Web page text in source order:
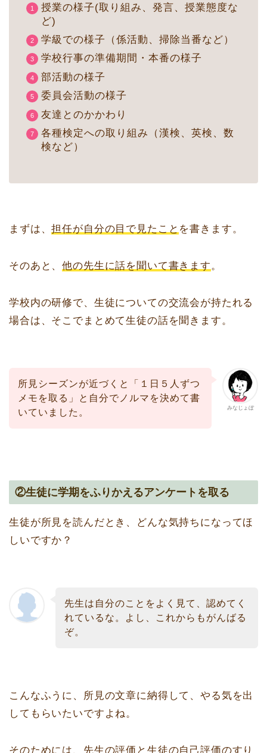
授業の様子(取り組み、発言、授業態度な
ど)
学級での様子（係活動、掃除当番など）
学校行事の準備期間・本番の様子
部活動の様子
委員会活動の様子
友達とのかかわり
各種検定への取り組み（漢検、英検、数
検など）
まずは、担任が自分の目で見たこと を書きます。
そのあと、他の先生に話を聞いて書きます。
学校内の研修で、生徒についての交流会が持たれる
場合は、そこでまとめて生徒の話を聞きます。
みなじょぼ
所見シーズンが近づくと「１日５人ずつ
メモを取る」と自分でノルマを決めて書
いていました。
②生徒に学期をふりかえるアンケートを取る
生徒が所見を読んだとき、どんな気持ちになってほ
しいですか？
先生は自分のことをよく見て、認めてく
れているな。よし、これからもがんばる
ぞ。
こんなふうに、所見の文章に納得して、やる気を出
してもらいたいですよね。
そのためには、先生の評価と生徒の自己評価のすり